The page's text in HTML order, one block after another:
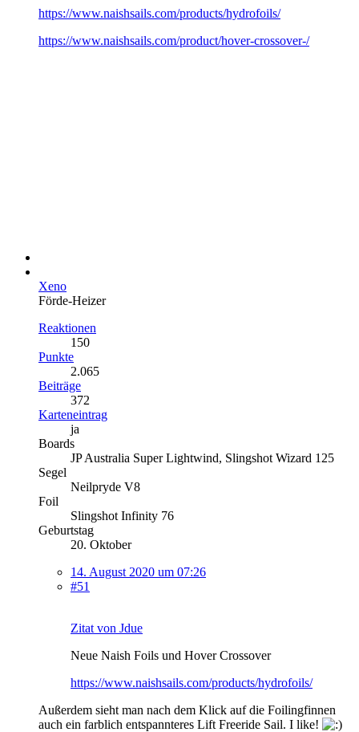
https://www.naishsails.com/products/hydrofoils/
https://www.naishsails.com/product/hover-crossover-/
Xeno
Förde-Heizer
Reaktionen
150
Punkte
2.065
Beiträge
372
Karteneintrag
ja
Boards
JP Australia Super Lightwind, Slingshot Wizard 125
Segel
Neilpryde V8
Foil
Slingshot Infinity 76
Geburtstag
20. Oktober
14. August 2020 um 07:26
#51
Zitat von Jdue
Neue Naish Foils und Hover Crossover
https://www.naishsails.com/products/hydrofoils/
Außerdem sieht man nach dem Klick auf die Foilingfinnen
auch ein farblich entspannteres Lift Freeride Sail. I like!